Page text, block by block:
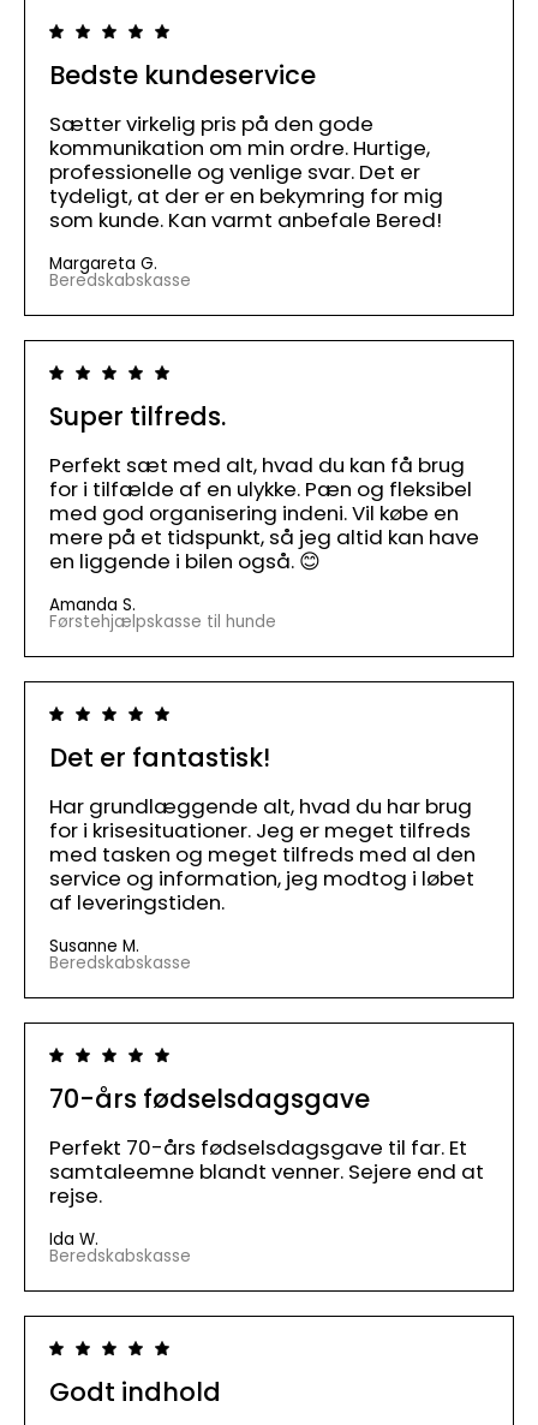
Bedste kundeservice
Sætter virkelig pris på den gode
kommunikation om min ordre. Hurtige,
professionelle og venlige svar. Det er
tydeligt, at der er en bekymring for mig
som kunde. Kan varmt anbefale Bered!
Margareta G.
Beredskabskasse
Super tilfreds.
Perfekt sæt med alt, hvad du kan få brug
for i tilfælde af en ulykke. Pæn og fleksibel
med god organisering indeni. Vil købe en
mere på et tidspunkt, så jeg altid kan have
en liggende i bilen også. 😊
Amanda S.
Førstehjælpskasse til hunde
Det er fantastisk!
Har grundlæggende alt, hvad du har brug
for i krisesituationer. Jeg er meget tilfreds
med tasken og meget tilfreds med al den
service og information, jeg modtog i løbet
af leveringstiden.
Susanne M.
Beredskabskasse
70-års fødselsdagsgave
Perfekt 70-års fødselsdagsgave til far. Et
samtaleemne blandt venner. Sejere end at
rejse.
Ida W.
Beredskabskasse
Godt indhold